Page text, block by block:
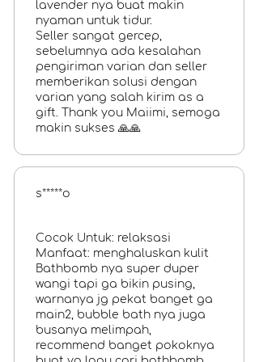
lavender nya buat makin
nyaman untuk tidur.
Seller sangat gercep,
sebelumnya ada kesalahan
pengiriman varian dan seller
memberikan solusi dengan
varian yang salah kirim as a
gift. Thank you Maiimi, semoga
makin sukses 🙏🙏
s*****o
Cocok Untuk: relaksasi
Manfaat: menghaluskan kulit
Bathbomb nya super duper
wangi tapi ga bikin pusing,
warnanya jg pekat banget ga
main2, bubble bath nya juga
busanya melimpah,
recommend banget pokoknya